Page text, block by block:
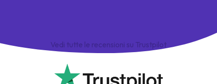
Vedi tutte le recensioni su Trustpilot